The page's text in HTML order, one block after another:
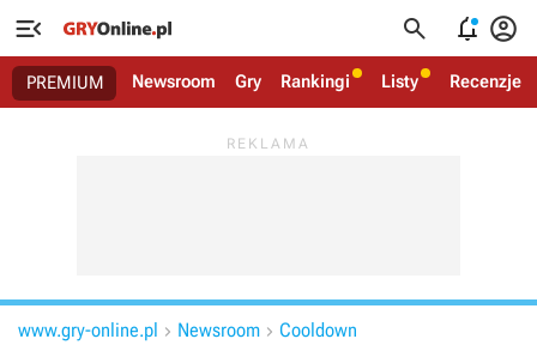
   
PREMIUM Newsroom Gry Rankingi Listy Recenzje
www.gry-online.pl  Newsroom  Cooldown